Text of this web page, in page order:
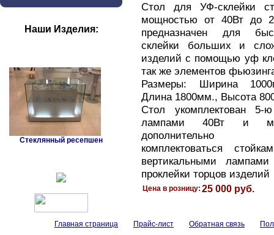
Наши Изделия:
Стеклянный ресепшен
Стол для УФ-склейки
мощностью от 40Вт до
предназначен для
склейки больших и
изделий с помощью уф
так же элементов
Размеры: Ширина
Длина 1800мм., Высота
Стол укомплектован
лампами 40Вт и
дополнительно
комплектоваться
вертикальными
проклейки торцов изделий
Цена в розницу: 25 000 руб.
Главная страница Прайс-лист Обратная связь